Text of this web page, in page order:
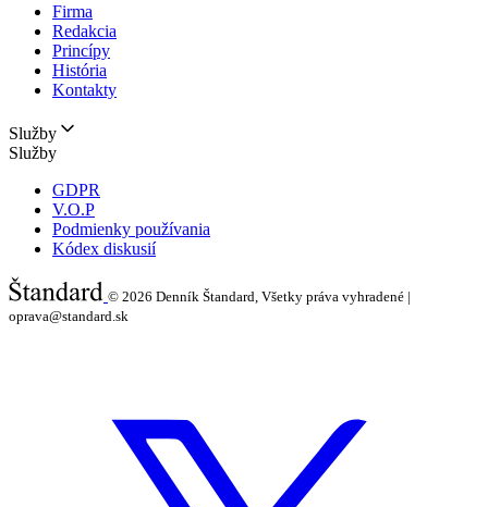
Firma
Redakcia
Princípy
História
Kontakty
Služby
Služby
GDPR
V.O.P
Podmienky používania
Kódex diskusií
© 2026 Denník Štandard, Všetky práva vyhradené |
oprava@standard.sk